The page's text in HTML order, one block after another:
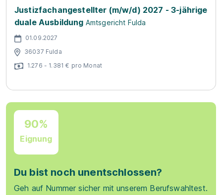
Justizfachangestellter (m/w/d) 2027 - 3-jährige
duale Ausbildung Amtsgericht Fulda
01.09.2027
36037 Fulda
1.276 - 1.381 € pro Monat
90%
Eignung
Du bist noch unentschlossen?
Geh auf Nummer sicher mit unserem Berufswahltest.